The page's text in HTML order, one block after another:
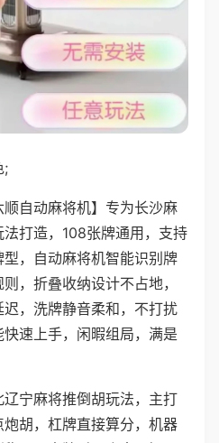
;
顺自动麻将机】专为长沙麻
打造，108张牌通用，支持
，自动麻将机智能识别牌
，折叠收纳设计不占地，
，洗牌静音柔和，不打扰
速上手，闲暇组局，满是
宁麻将推倒胡玩法，主打
胡，杠牌直接算分，机器